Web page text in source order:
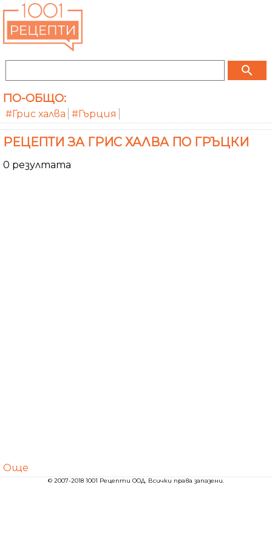
search
ПО-ОБЩО:
#Грис халва #Гърция
РЕЦЕПТИ ЗА ГРИС ХАЛВА ПО ГРЪЦКИ
0 резултата
Още
© 2007-2018 1001 Рецепти ООД. Всички права запазени.